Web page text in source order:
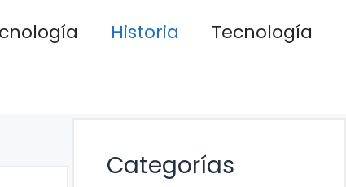
Historia
Tecnología
Categorías